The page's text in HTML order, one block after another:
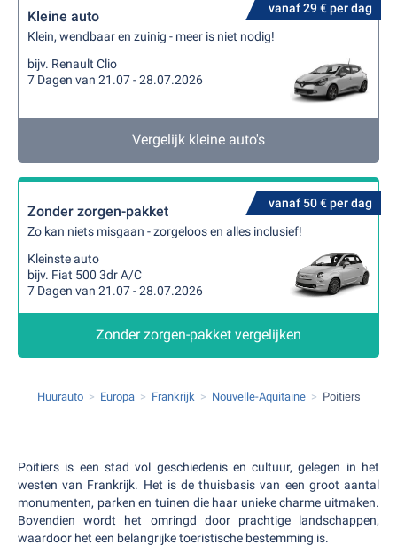
vanaf 29 € per dag
Kleine auto
Klein, wendbaar en zuinig - meer is niet nodig!
bijv. Renault Clio
7 Dagen van 21.07 - 28.07.2026
Vergelijk kleine auto's
vanaf 50 € per dag
Zonder zorgen-pakket
Zo kan niets misgaan - zorgeloos en alles inclusief!
Kleinste auto
bijv. Fiat 500 3dr A/C
7 Dagen van 21.07 - 28.07.2026
Zonder zorgen-pakket vergelijken
Huurauto Europa Frankrijk Nouvelle-Aquitaine Poitiers
Poitiers is een stad vol geschiedenis en cultuur, gelegen in het
westen van Frankrijk. Het is de thuisbasis van een groot aantal
monumenten, parken en tuinen die haar unieke charme uitmaken.
Bovendien wordt het omringd door prachtige landschappen,
waardoor het een belangrijke toeristische bestemming is.